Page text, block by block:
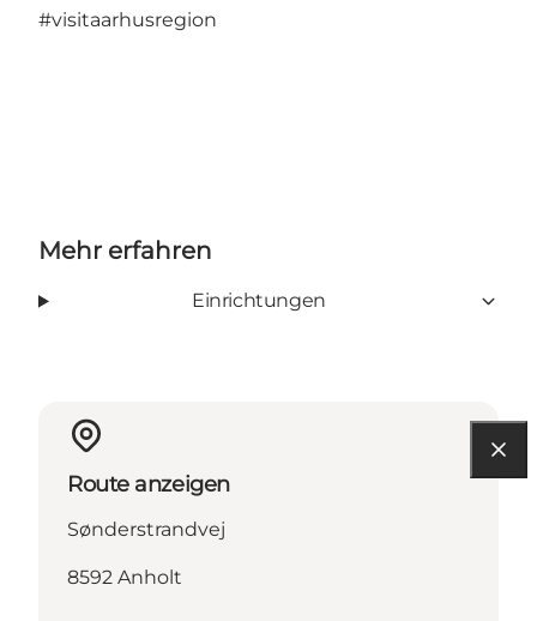
#visitaarhusregion
Mehr erfahren
Einrichtungen
Route anzeigen
Sønderstrandvej
8592 Anholt